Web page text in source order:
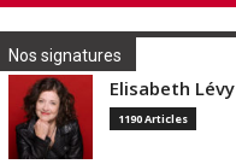
Nos signatures
Elisabeth Lévy
1190 Articles